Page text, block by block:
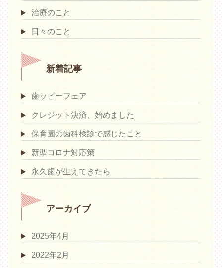
治療のこと
日々のこと
新着記事
歯ッピーフェア
クレジット決済、始めました
保育園の歯科検診で感じたこと
新型コロナ対応策
永久歯が生えてきたら
アーカイブ
2025年4月
2022年2月